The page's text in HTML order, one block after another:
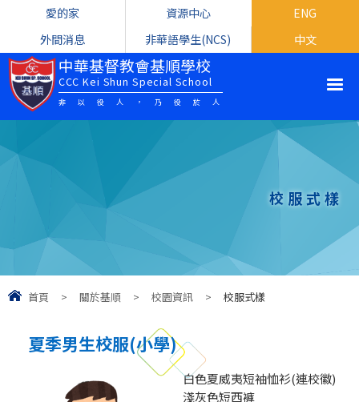
中華基督教會基順學校
CCC Kei Shun Special School
非以役人，乃役於人
ENG
中文
資源中心
愛的家
非華語學生(NCS)
外間消息
校服式樣
首頁 > 關於基順 > 校園資訊 > 校服式樣
夏季男生校服(小學)
白色夏威夷短袖恤衫(連校徽)
淺灰色短西褲